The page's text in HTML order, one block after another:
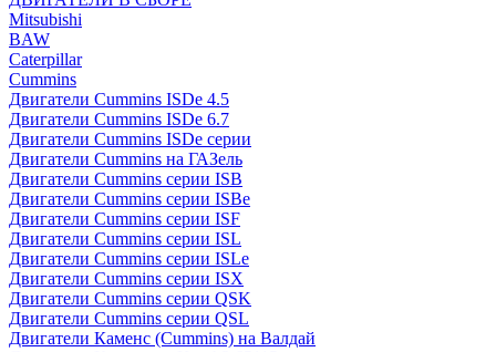
Mitsubishi
BAW
Caterpillar
Cummins
Двигатели Cummins ISDe 4.5
Двигатели Cummins ISDe 6.7
Двигатели Cummins ISDe серии
Двигатели Cummins на ГАЗель
Двигатели Cummins серии ISB
Двигатели Cummins серии ISBe
Двигатели Cummins серии ISF
Двигатели Cummins серии ISL
Двигатели Cummins серии ISLe
Двигатели Cummins серии ISX
Двигатели Cummins серии QSK
Двигатели Cummins серии QSL
Двигатели Каменс (Cummins) на Валдай